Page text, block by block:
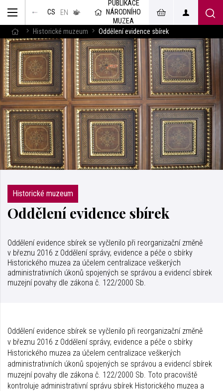
CS EN
v českém
jazyce
PUBLIKACE
NÁRODNÍHO
MUZEA
Historické muzeum
Oddělení evidence sbírek
Historické muzeum
Oddělení evidence sbírek
Oddělení evidence sbírek se vyčlenilo při reorganizační změně
v březnu 2016 z Oddělení správy, evidence a péče o sbírky
Historického muzea za účelem centralizace veškerých
administrativních úkonů spojených se správou a evidencí sbírek
muzejní povahy dle zákona č. 122/2000 Sb.
Oddělení evidence sbírek se vyčlenilo při reorganizační změně
v březnu 2016 z Oddělení správy, evidence a péče o sbírky
Historického muzea za účelem centralizace veškerých
administrativních úkonů spojených se správou a evidencí sbírek
muzejní povahy dle zákona č. 122/2000 Sb. Toto pracoviště
kontroluje administrativní správu sbírek Historického muzea a